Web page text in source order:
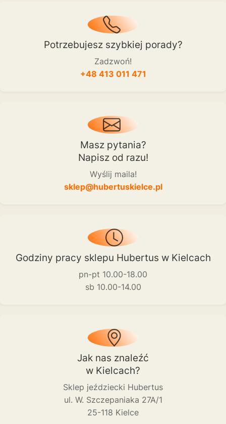
Potrzebujesz szybkiej porady?
Zadzwoń!
+48 413 011 471
Masz pytania?
Napisz od razu!
Wyślij maila!
sklep@hubertuskielce.pl
Godziny pracy sklepu Hubertus w Kielcach
pn-pt 10.00-18.00
sb 10.00-14.00
Jak nas znaleźć
w Kielcach?
Sklep jeździecki Hubertus
ul. W. Szczepaniaka 27A/1
25-118 Kielce